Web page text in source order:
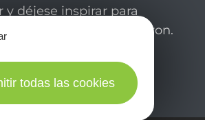
y déjese inspirar para
su estancia en el Aveyron.
todas las cookies